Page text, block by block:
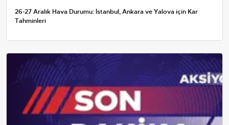
26-27 Aralık Hava Durumu: İstanbul, Ankara ve Yalova için Kar
Tahminleri